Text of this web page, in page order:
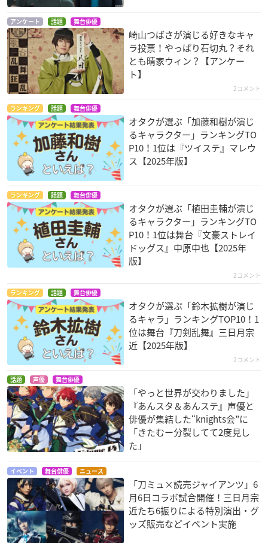
アンケート 話題 舞台俳優
崎山つばさが演じる好きなキャ
ラ投票！やっぱり石切丸？それ
とも晴家ウィン？【アンケー
ト】
2コメント
ランキング 話題 舞台俳優
オタクが選ぶ「加藤和樹が演じ
るキャラクター」ランキングTO
P10！1位は『ツイステ』マレウ
ス【2025年版】
ランキング 話題 舞台俳優
オタクが選ぶ「植田圭輔が演じ
るキャラクター」ランキングTO
P10！1位は舞台『文豪ストレイ
ドッグス』中原中也【2025年
版】
2コメント
ランキング 話題 舞台俳優
オタクが選ぶ「鈴木拡樹が演じ
るキャラ」ランキングTOP10！1
位は舞台『刀剣乱舞』三日月宗
近【2025年版】
2コメント
話題 声優 舞台俳優
「やっと世界が交わりました」
『あんスタ＆あんステ』声優と
俳優が集結した“knights会”に
「きたむー分裂してて2度見し
た」
イベント 舞台俳優 ニュース
「刀ミュ×読売ジャイアンツ」6
月6日コラボ試合開催！三日月宗
近たち6振りによる特別演出・グ
ッズ販売などイベント実施